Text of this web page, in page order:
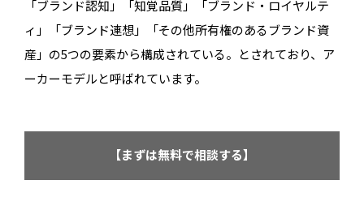
「ブランド認知」「知覚品質」「ブランド・ロイヤルテ
ィ」「ブランド連想」「その他所有権のあるブランド資
産」の5つの要素から構成されている。とされており、ア
ーカーモデルと呼ばれています。
【まずは無料で相談する】